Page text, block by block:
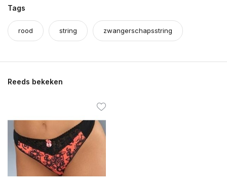
Tags
rood string zwangerschapsstring
Reeds bekeken